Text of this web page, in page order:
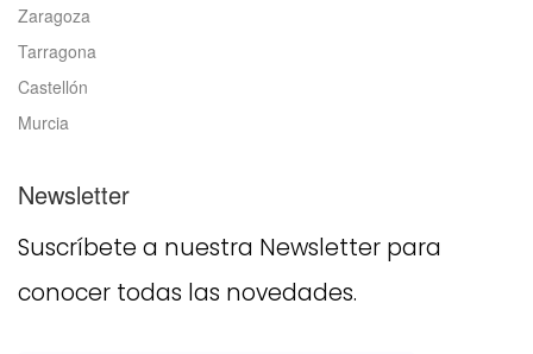
Zaragoza
Tarragona
Castellón
Murcia
Newsletter
Suscríbete a nuestra Newsletter para
conocer todas las novedades.